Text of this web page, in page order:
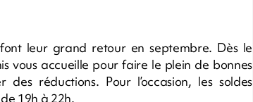
leur grand retour en septembre. Dès le
vous accueille pour faire le plein de bonnes
réductions. Pour l’occasion, les soldes
19h à 22h.